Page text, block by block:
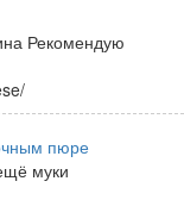
Рекомендую
пюре
муки